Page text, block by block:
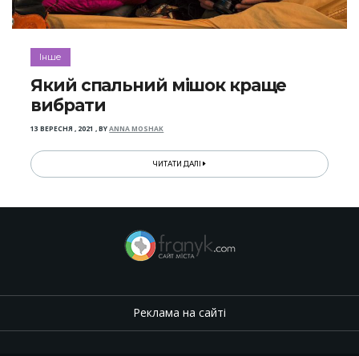
Інше
Який спальний мішок краще
вибрати
13 ВЕРЕСНЯ , 2021 ,BYANNA MOSHAK
ЧИТАТИ ДАЛІ
Реклама на сайті